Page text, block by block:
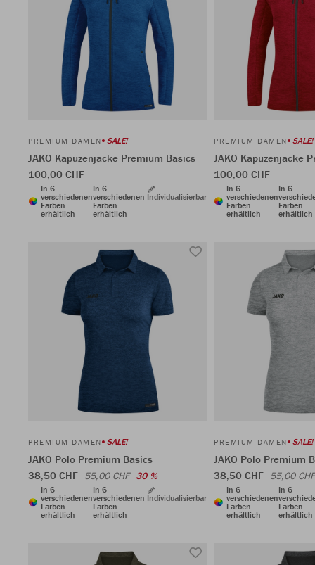
PREMIUM DAMEN SALE!
JAKO Kapuzenjacke Premium Basics
100,00 CHF
In 6
verschiedenen
Farben
erhältlich
In 6
verschiedenen
Farben
erhältlich
Individualisierbar
PREMIUM DAMEN SALE!
JAKO Kapuzenjacke
100,00 CHF
In 6
verschiedenen
Farben
erhältlich
In 6
Farben
erhältlich
PREMIUM DAMEN SALE!
JAKO Polo Premium Basics
38,50 CHF 55,00 CHF 30 %
In 6
verschiedenen
Farben
erhältlich
In 6
verschiedenen
Farben
erhältlich
Individualisierbar
PREMIUM DAMEN SALE!
JAKO Polo Premium
38,50 CHF 55,00 CHF
In 6
verschiedenen
Farben
erhältlich
In 6
Farben
erhältlich